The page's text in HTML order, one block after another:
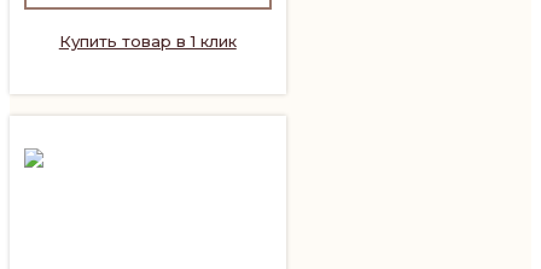
Купить товар в 1 клик